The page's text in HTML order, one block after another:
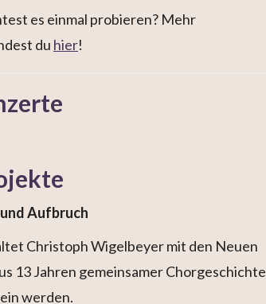
es einmal probieren? Mehr
du hier!
Aufbruch
Christoph Wigelbeyer mit den Neuen
13 Jahren gemeinsamer Chorgeschichte
werden.